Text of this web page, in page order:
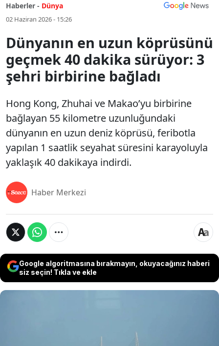
Haberler - Dünya
02 Haziran 2026 - 15:26
Dünyanın en uzun köprüsünü
geçmek 40 dakika sürüyor: 3
şehri birbirine bağladı
Hong Kong, Zhuhai ve Makao’yu birbirine
bağlayan 55 kilometre uzunluğundaki
dünyanın en uzun deniz köprüsü, feribotla
yapılan 1 saatlik seyahat süresini karayoluyla
yaklaşık 40 dakikaya indirdi.
Haber Merkezi
Google algoritmasına bırakmayın, okuyacağınız haberi
siz seçin! Tıkla ve ekle
bağlayan 55 kilometre uzunluğundaki